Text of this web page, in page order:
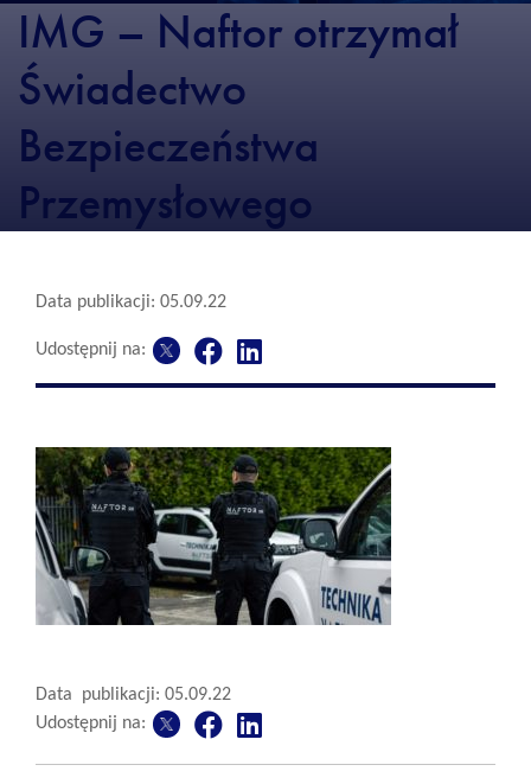
IMG – Naftor otrzymał
Świadectwo
Bezpieczeństwa
Przemysłowego
Data publikacji: 05.09.22
Udostępnij na:
Data publikacji: 05.09.22
Udostępnij na: